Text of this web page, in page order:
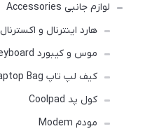
لوازم جانبی Accessories
هارد اینترنال و اکسترنال Internal and External HDD
موس و کیبورد Mouse and Keyboard
کیف لپ تاپ Laptop Bag
کول پد Coolpad
مودم Modem